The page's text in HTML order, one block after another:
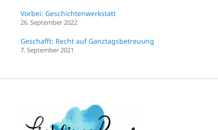
Vorbei: Geschichtenwerkstatt
26. September 2022
Geschafft: Recht auf Ganztagsbetreuung
7. September 2021